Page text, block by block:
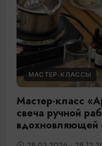
МАСТЕР-КЛАССЫ
Мастер-класс
свеча ручной
вдохновляющей